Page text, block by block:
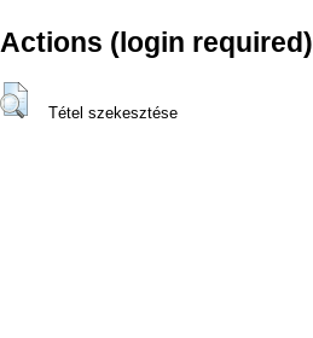
Actions (login required)
Tétel szekesztése